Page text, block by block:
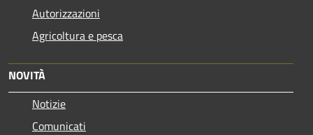
Autorizzazioni
Agricoltura e pesca
NOVITÀ
Notizie
Comunicati